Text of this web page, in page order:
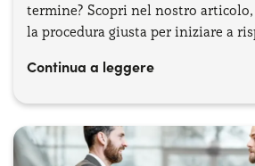
termine? Scopri nel nostro articolo,
la procedura giusta per iniziare a
Continua a leggere